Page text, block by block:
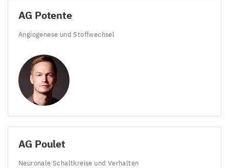
AG Potente
Angiogenese und Stoffwechsel
AG Poulet
Neuronale Schaltkreise und Verhalten